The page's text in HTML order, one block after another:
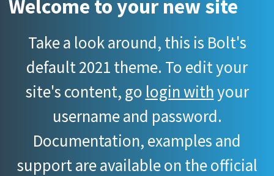
Welcome to your new site
Take a look around, this is Bolt's
default 2021 theme. To edit your
site's content, go login withyour
username and password.
Documentation, examples and
support are available on the official